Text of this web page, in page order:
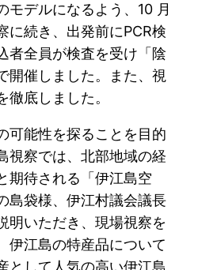
モデルになるよう、10 月
に続き、出発前にPCR検
者全員が検査を受け「陰
開催しました。また、視
底しました。
可能性を探ることを目的
視察では、北部地域の経
期待される「伊江島空
島袋様、伊江村議会議長
明いただき、現場視察を
伊江島の特産品について